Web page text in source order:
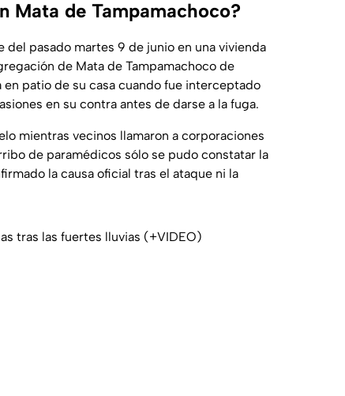
Mata de Tampamachoco?
pasado martes 9 de junio en una vivienda
de Mata de Tampamachoco de
en patio de su casa cuando fue interceptado
en su contra antes de darse a la fuga.
mientras vecinos llamaron a corporaciones
de paramédicos sólo se pudo constatar la
la causa oficial tras el ataque ni la
tras las fuertes lluvias (+VIDEO)